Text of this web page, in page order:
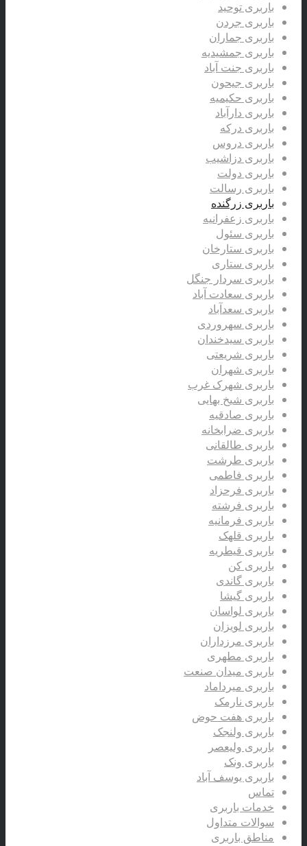
باربری توحید
باربری جردن
باربری جماران
باربری جمشیدیه
باربری جنت آباد
باربری جیحون
باربری حکیمیه
باربری دارآباد
باربری درکه
باربری دروس
باربری دزاشیب
باربری دولت
باربری رسالت
باربری زرگنده
باربری زعفرانیه
باربری سئول
باربری ستارخان
باربری ستاری
باربری سردار جنگل
باربری سعادت آباد
باربری سعدآباد
باربری سهروردی
باربری سیدخندان
باربری شریعتی
باربری شهران
باربری شهرک غرب
باربری شیخ بهایی
باربری صادقیه
باربری ضرابخانه
باربری طالقانی
باربری طرشت
باربری فاطمی
باربری فرحزاد
باربری فرشته
باربری فرمانیه
باربری قلهک
باربری قیطریه
باربری کن
باربری گاندی
باربری گیشا
باربری لواسان
باربری لویزان
باربری مرزداران
باربری مطهری
باربری میدان صنعت
باربری میرداماد
باربری نارمک
باربری هفت حوض
باربری ولنجک
باربری ولیعصر
باربری ونک
باربری یوسف آباد
تماس
خدمات باربری
سوالات متداول
مناطق باربری